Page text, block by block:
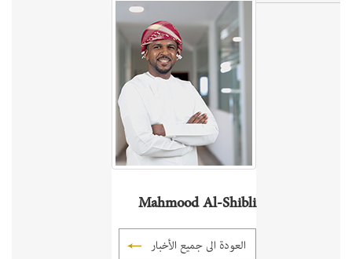
Mahmood Al-Shibli
العودة الى جميع الأخبار